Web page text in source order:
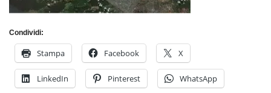
Condividi:
Stampa Facebook X
LinkedIn Pinterest WhatsApp